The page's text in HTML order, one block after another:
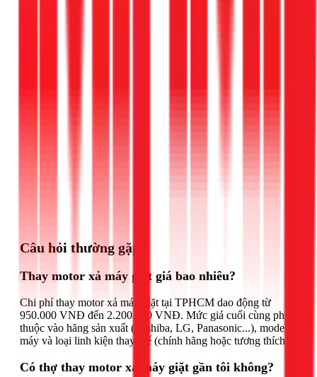
Câu hỏi thường gặp
Thay motor xả máy giặt giá bao nhiêu?
Chi phí thay motor xả máy giặt tại TPHCM dao động từ
950.000 VNĐ đến 2.200.000 VNĐ. Mức giá cuối cùng phụ
thuộc vào hãng sản xuất (Toshiba, LG, Panasonic...), model
máy và loại linh kiện thay thế (chính hãng hoặc tương thích).
Có thợ thay motor xả máy giặt gần tôi không?